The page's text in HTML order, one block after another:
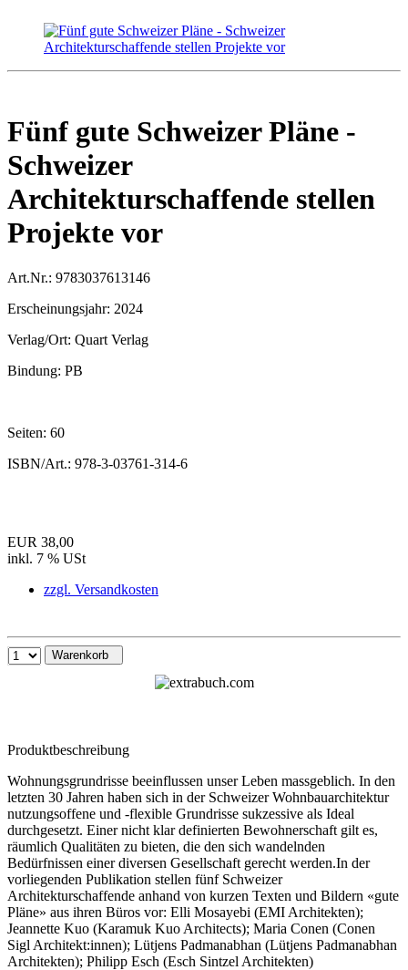
Fünf gute Schweizer Pläne -
Schweizer
Architekturschaffende stellen
Projekte vor
Art.Nr.: 9783037613146
Erscheinungsjahr: 2024
Verlag/Ort: Quart Verlag
Bindung: PB
Seiten: 60
ISBN/Art.: 978-3-03761-314-6
EUR 38,00
inkl. 7 % USt
zzgl. Versandkosten
Warenkorb
Produktbeschreibung
Wohnungsgrundrisse beeinflussen unser Leben massgeblich. In den
letzten 30 Jahren haben sich in der Schweizer Wohnbauarchitektur
nutzungsoffene und -flexible Grundrisse sukzessive als Ideal
durchgesetzt. Einer nicht klar definierten Bewohnerschaft gilt es,
räumlich Qualitäten zu bieten, die den sich wandelnden
Bedürfnissen einer diversen Gesellschaft gerecht werden.In der
vorliegenden Publikation stellen fünf Schweizer
Architekturschaffende anhand von kurzen Texten und Bildern «gute
Pläne» aus ihren Büros vor: Elli Mosayebi (EMI Architekten);
Jeannette Kuo (Karamuk Kuo Architects); Maria Conen (Conen
Sigl Architekt:innen); Lütjens Padmanabhan (Lütjens Padmanabhan
Architekten); Philipp Esch (Esch Sintzel Architekten)